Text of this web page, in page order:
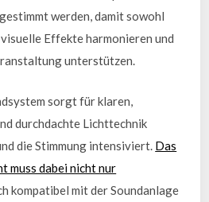
werden, damit sowohl
Effekte harmonieren und
unterstützen.
sorgt für klaren,
durchdachte Lichttechnik
die Stimmung intensiviert. Das
muss dabei nicht nur
kompatibel mit der Soundanlage